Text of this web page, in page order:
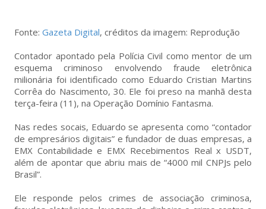
Fonte: Gazeta Digital, créditos da imagem: Reprodução
Contador apontado pela Polícia Civil como mentor de um
esquema criminoso envolvendo fraude eletrônica
milionária foi identificado como Eduardo Cristian Martins
Corrêa do Nascimento, 30. Ele foi preso na manhã desta
terça-feira (11), na Operação Domínio Fantasma.
Nas redes socais, Eduardo se apresenta como “contador
de empresários digitais” e fundador de duas empresas, a
EMX Contabilidade e EMX Recebimentos Real x USDT,
além de apontar que abriu mais de “4000 mil CNPJs pelo
Brasil”.
Ele responde pelos crimes de associação criminosa,